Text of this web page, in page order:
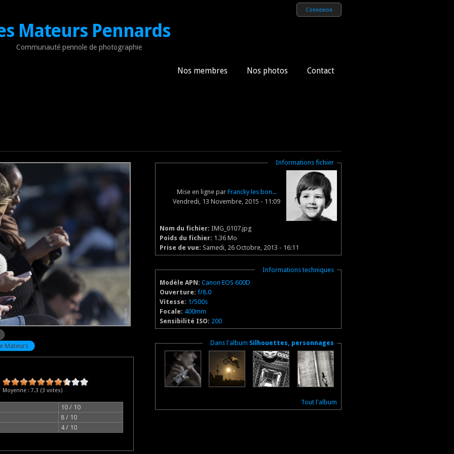
Mateurs Pennards
Communauté pennole de photographie
Connexion
Nos membres Nos photos Contact
Mateurs
Moyenne : 7.3 (3 votes)
10 / 10
8 / 10
4 / 10
Masquer
Informations fichier
Mise en ligne par Francky les bon...
Vendredi, 13 Novembre, 2015 - 11:09
Nom du fichier: IMG_0107.jpg
Poids du fichier: 1.36 Mo
Prise de vue: Samedi, 26 Octobre, 2013 - 16:11
Masquer
Informations techniques
Modèle APN: Canon EOS 600D
Ouverture: f/8.0
Vitesse: 1/500s
Focale: 400mm
Sensibilité ISO: 200
Masquer
Dans l'album Silhouettes, personnages
Tout l'album